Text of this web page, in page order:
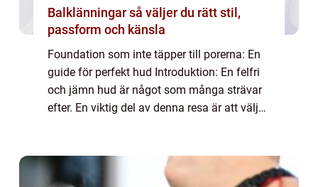
Balklänningar så väljer du rätt stil,
passform och känsla
Foundation som inte täpper till porerna: En
guide för perfekt hud Introduktion: En felfri
och jämn hud är något som många strävar
efter. En viktig del av denna resa är att välja